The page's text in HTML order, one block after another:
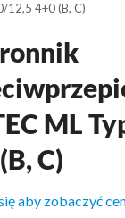
12,5 4+0 (B, C)
ML
C)
aby zobaczyć